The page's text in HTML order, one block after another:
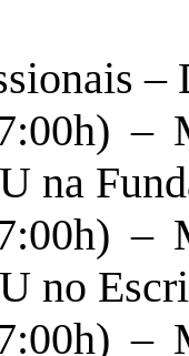
–
–
na
–
no
–